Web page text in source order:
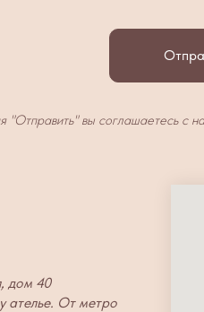
"Отправить" вы соглашаетесь с
дом 40
ателье. От метро